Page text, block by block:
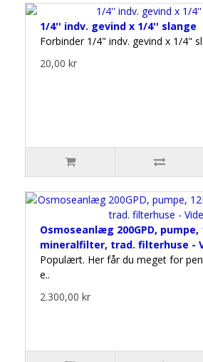
1/4'' indv. gevind x 1/4'' slange
Forbinder 1/4" indv. gevind x 1/4"
20,00 kr
Osmoseanlæg 200GPD, pumpe,
mineralfilter, trad. filterhuse -
Populært. Her får du meget for
e..
2.300,00 kr